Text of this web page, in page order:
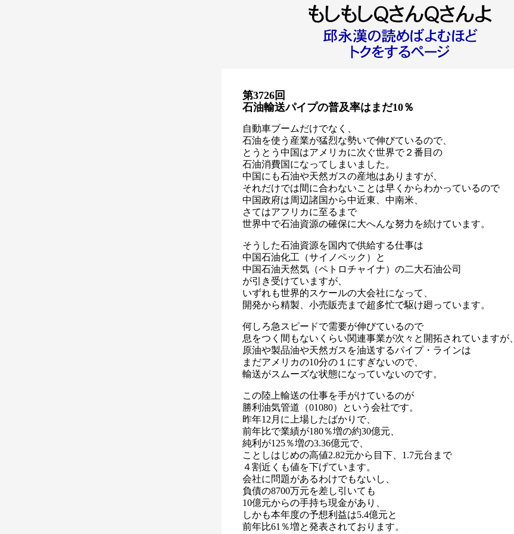
第3726回
石油輸送パイプの普及率はまだ10％
自動車ブームだけでなく、
石油を使う産業が猛烈な勢いで伸びているので、
とうとう中国はアメリカに次ぐ世界で２番目の
石油消費国になってしまいました。
中国にも石油や天然ガスの産地はありますが、
それだけでは間に合わないことは早くからわかっているので
中国政府は周辺諸国から中近東、中南米、
さてはアフリカに至るまで
世界中で石油資源の確保に大へんな努力を続けています。
そうした石油資源を国内で供給する仕事は
中国石油化工（サイノペック）と
中国石油天然気（ペトロチャイナ）の二大石油公司
が引き受けていますが、
いずれも世界的スケールの大会社になって、
開発から精製、小売販売まで超多忙で駆け廻っています。
何しろ急スピードで需要が伸びているので
息をつく間もないくらい関連事業が次々と開拓されていますが、
原油や製品油や天然ガスを油送するパイプ・ラインは
まだアメリカの10分の１にすぎないので、
輸送がスムーズな状態になっていないのです。
この陸上輸送の仕事を手がけているのが
勝利油気管道（01080）という会社です。
昨年12月に上場したばかりで、
前年比で業績が180％増の約30億元、
純利が125％増の3.36億元で、
ことしはじめの高値2.82元から目下、1.7元台まで
４割近くも値を下げています。
会社に問題があるわけでもないし、
負債の8700万元を差し引いても
10億元からの手持ち現金があり、
しかも本年度の予想利益は5.4億元と
前年比61％増と発表されております。